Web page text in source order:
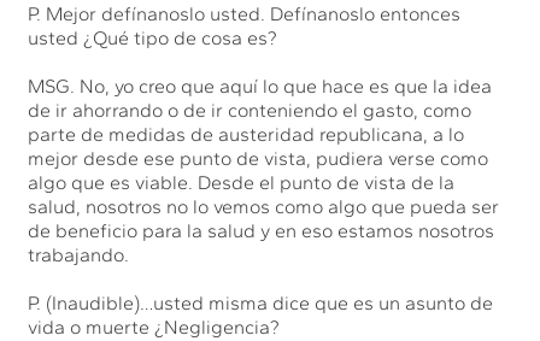
P. Mejor defínanoslo usted. Defínanoslo entonces
usted ¿Qué tipo de cosa es?
MSG. No, yo creo que aquí lo que hace es que la idea
de ir ahorrando o de ir conteniendo el gasto, como
parte de medidas de austeridad republicana, a lo
mejor desde ese punto de vista, pudiera verse como
algo que es viable. Desde el punto de vista de la
salud, nosotros no lo vemos como algo que pueda ser
de beneficio para la salud y en eso estamos nosotros
trabajando.
P. (Inaudible)…usted misma dice que es un asunto de
vida o muerte ¿Negligencia?